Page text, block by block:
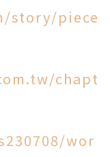
story/piece
chapt
wor